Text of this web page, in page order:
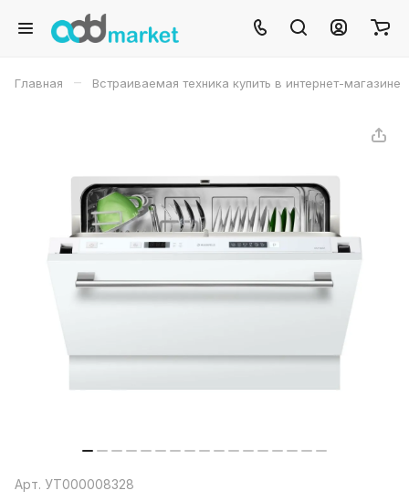
Главная – Встраиваемая техника купить в интернет-магазине
Арт. УТ000008328